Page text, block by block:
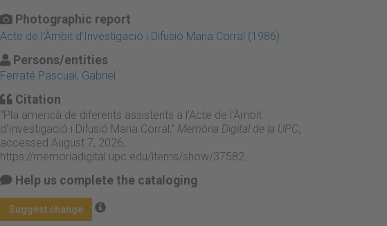
Photographic report
Acte de l'Àmbit d’Investigació i Difusió Maria Corral (1986)
Persons/entities
Ferraté Pascual, Gabriel
Citation
“Pla americà de diferents assistents a l'Acte de l'Àmbit
d'Investigació i Difusió Maria Corral,” Memòria Digital de la UPC,
accessed August 7, 2026,
https://memoriadigital.upc.edu/items/show/37582
Help us complete the cataloging
Suggest change